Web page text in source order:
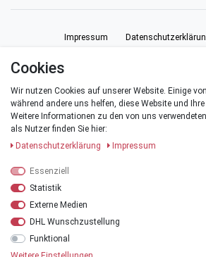
Impressum
Barrierefreiheitserklärung
Kontakt
*Alle Preise verstehen sich inklusive der
**Versandkostenfrei innerhalb Deutschlands ab
Cookies
Wir nutzen Cookies auf unserer Website. Einige
während andere uns helfen, diese Website und
Weitere Informationen zu den von uns
als Nutzer finden Sie hier:
Daten­schutz­erklärung
Impressum
Essenziell
Statistik
Externe Medien
DHL Wunschzustellung
Funktional